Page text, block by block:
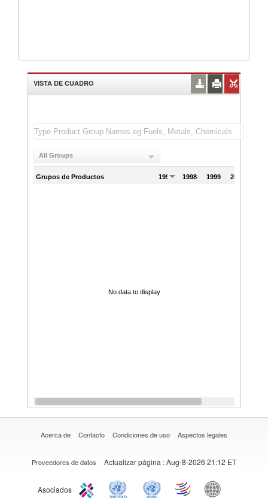
VISTA DE CUADRO
All Groups
Grupos de Productos 1997 1998 1999 2000
No data to display
Acerca de Contacto Condiciones de uso Aspectos legales
Proveedores de datos Actualizar página : Aug-8-2026 21:12 ET
Asociados